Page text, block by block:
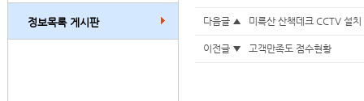
정보목록 게시판 다음글 ▲ 미륵산 산책데크 CCTV 설
이전글 ▼ 고객만족도 점수현황